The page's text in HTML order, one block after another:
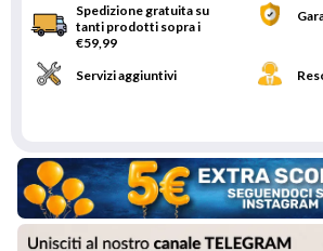
Spedizione gratuita su
tanti prodotti sopra i
€59,99
Servizi aggiuntivi